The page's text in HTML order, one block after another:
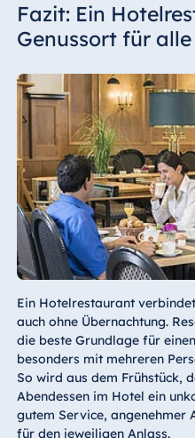
Fazit: Ein
Genussort für alle
Ein Hotelrestaurant
auch ohne Übernachtung.
die beste Grundlage für
besonders mit mehreren
So wird aus dem Frühstück,
Abendessen im Hotel ein
gutem Service, angenehmer
für den jeweiligen Anlass.